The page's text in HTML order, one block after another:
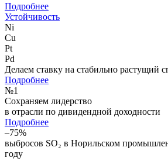
Подробнее
Устойчивость
Ni
Cu
Pt
Pd
Делаем ставку на стабильно растущий
Подробнее
№1
Сохраняем лидерство
в отрасли по дивидендной доходности
Подробнее
–75%
выбросов SO₂ в Норильском
году